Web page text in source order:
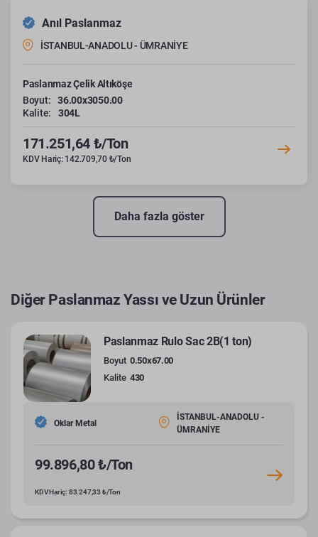
Anıl Paslanmaz
İSTANBUL-ANADOLU - ÜMRANİYE
Paslanmaz Çelik Altıköşe
Boyut:
36.00x3050.00
Kalite:
304L
171.251,64 ₺/Ton
KDV Hariç: 142.709,70 ₺/Ton
Daha fazla göster
Diğer Paslanmaz Yassı ve Uzun Ürünler
Paslanmaz Rulo Sac 2B(1 ton)
Boyut 0.50x67.00
Kalite 430
Oklar Metal
İSTANBUL-ANADOLU -
ÜMRANİYE
99.896,80 ₺/Ton
KDV Hariç: 83.247,33 ₺/Ton